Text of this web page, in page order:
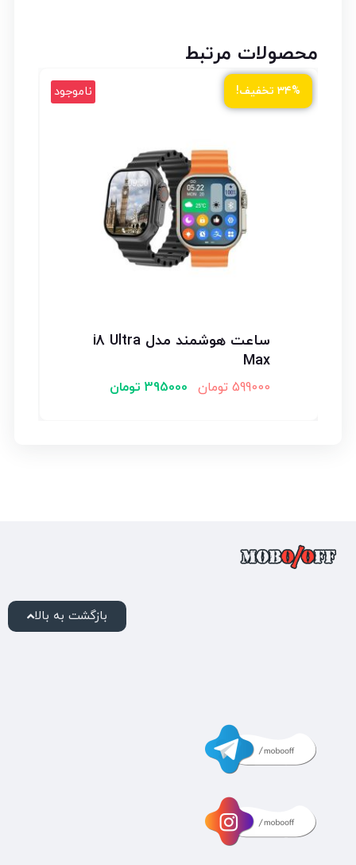
محصولات مرتبط
۳۴% تخفیف! ناموجود
ساعت هوشمند مدل i8 Ultra
Max
599000 تومان 395000 تومان
بازگشت به بالا